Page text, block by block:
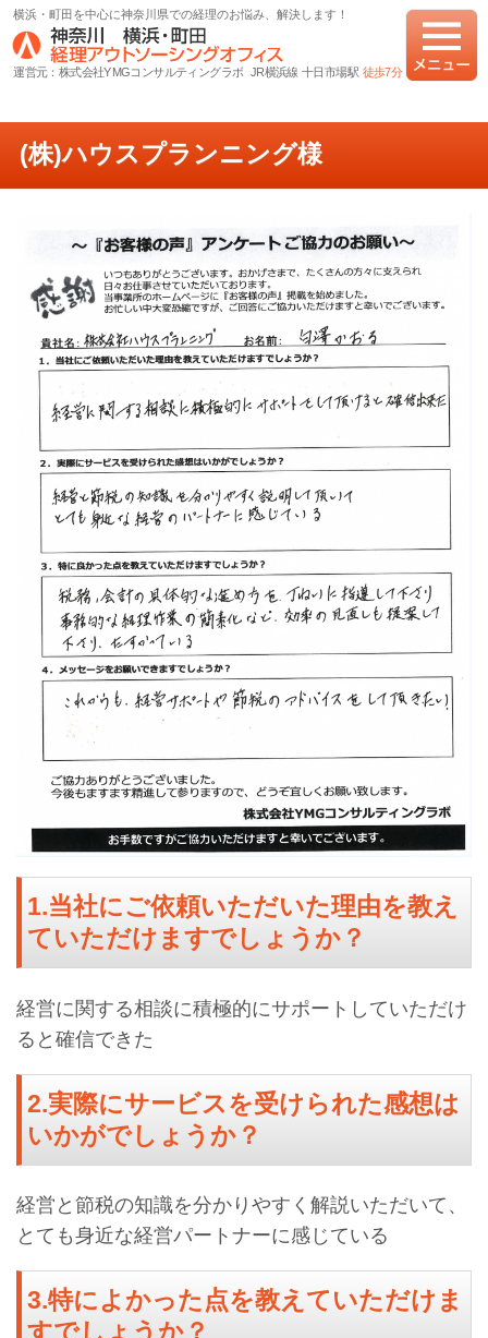
横浜・町田を中心に神奈川県での経理のお悩み、解決します！
運営元：株式会社YMGコンサルティングラボ JR横浜線 十日市場駅 徒歩7分
(株)ハウスプランニング様
1.当社にご依頼いただいた理由を教え
ていただけますでしょうか？
経営に関する相談に積極的にサポートしていただけ
ると確信できた
2.実際にサービスを受けられた感想は
いかがでしょうか？
経営と節税の知識を分かりやすく解説いただいて、
とても身近な経営パートナーに感じている
3.特によかった点を教えていただけま
すでしょうか？